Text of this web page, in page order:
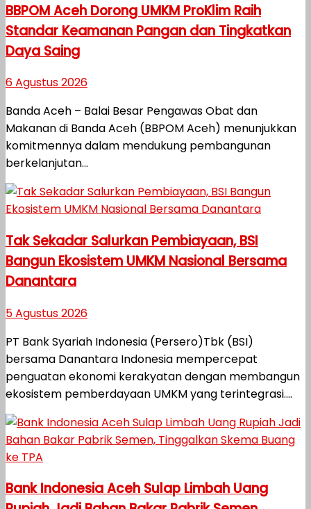
BBPOM Aceh Dorong UMKM ProKlim Raih
Standar Keamanan Pangan dan Tingkatkan
Daya Saing
6 Agustus 2026
Banda Aceh – Balai Besar Pengawas Obat dan
Makanan di Banda Aceh (BBPOM Aceh) menunjukkan
komitmennya dalam mendukung pembangunan
berkelanjutan...
Tak Sekadar Salurkan Pembiayaan, BSI
Bangun Ekosistem UMKM Nasional Bersama
Danantara
5 Agustus 2026
PT Bank Syariah Indonesia (Persero)Tbk (BSI)
bersama Danantara Indonesia mempercepat
penguatan ekonomi kerakyatan dengan membangun
ekosistem pemberdayaan UMKM yang terintegrasi....
Bank Indonesia Aceh Sulap Limbah Uang